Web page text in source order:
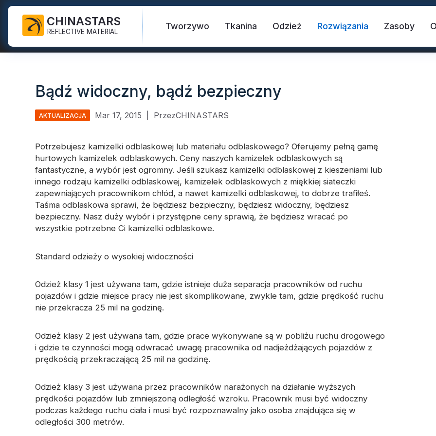
CHINASTARS
REFLECTIVE MATERIAL
Tworzywo
środków ochrony
indywidualnej
Taśma do prania
Taśma odblaskowa FR
Winyl termotransferowy i
logo
Odblaskowa wstążka
Odblaskowe lamówki
Odblaskowa przędza
Taśma pryzmatyczna
ciemności
Tkanina
Tęczowa tkanina odblaskowa
Odblaskowa tkanina
Srebrna tkanina odblaskowa
Kolorowa tkanina
odblaskowa
Gradientowa tkanina
odblaskowa
Perforowana tkanina
odblaskowa
Odzież
Witam kurtki Vis
Spodnie ochronne
przeciwdeszczowy
Koszule i bluzy ochronne
Kombinezony ochronne
Rozwiązania
Nowe Produkty
Wideo
Blog
Zasoby
Katalog
Międzynarodowe standardy
O
Szybkie linki: Odblaskowa tkanina Kamizelka bezpieczeństwa
Materiał odblaskowy Odblaskowy winyl termotransferowy
Bądź widoczny, bądź bezpieczny
AKTUALIZACJA Mar 17, 2015 PrzezCHINASTARS
Potrzebujesz kamizelki odblaskowej lub materiału odblaskowego? Oferujemy pełną gamę
hurtowych kamizelek odblaskowych. Ceny naszych kamizelek odblaskowych są
fantastyczne, a wybór jest ogromny. Jeśli szukasz kamizelki odblaskowej z kieszeniami lub
innego rodzaju kamizelki odblaskowej, kamizelek odblaskowych z miękkiej siateczki
zapewniających pracownikom chłód, a nawet kamizelki odblaskowej, to dobrze trafiłeś.
Taśma odblaskowa sprawi, że będziesz bezpieczny, będziesz widoczny, będziesz
bezpieczny. Nasz duży wybór i przystępne ceny sprawią, że będziesz wracać po
wszystkie potrzebne Ci kamizelki odblaskowe.
Standard odzieży o wysokiej widoczności
Odzież klasy 1 jest używana tam, gdzie istnieje duża separacja pracowników od ruchu
pojazdów i gdzie miejsce pracy nie jest skomplikowane, zwykle tam, gdzie prędkość ruchu
nie przekracza 25 mil na godzinę.
Odzież klasy 2 jest używana tam, gdzie prace wykonywane są w pobliżu ruchu drogowego
i gdzie te czynności mogą odwracać uwagę pracownika od nadjeżdżających pojazdów z
prędkością przekraczającą 25 mil na godzinę.
Odzież klasy 3 jest używana przez pracowników narażonych na działanie wyższych
prędkości pojazdów lub zmniejszoną odległość wzroku. Pracownik musi być widoczny
podczas każdego ruchu ciała i musi być rozpoznawalny jako osoba znajdująca się w
odległości 300 metrów.